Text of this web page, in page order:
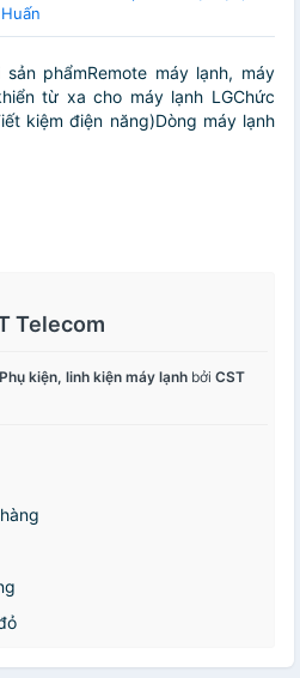
sản phẩmRemote máy lạnh, máy
từ xa cho máy lạnh LGChức
kiệm điện năng)Dòng máy lạnh
Telecom
Phụ kiện, linh kiện máy lạnh bởi CST